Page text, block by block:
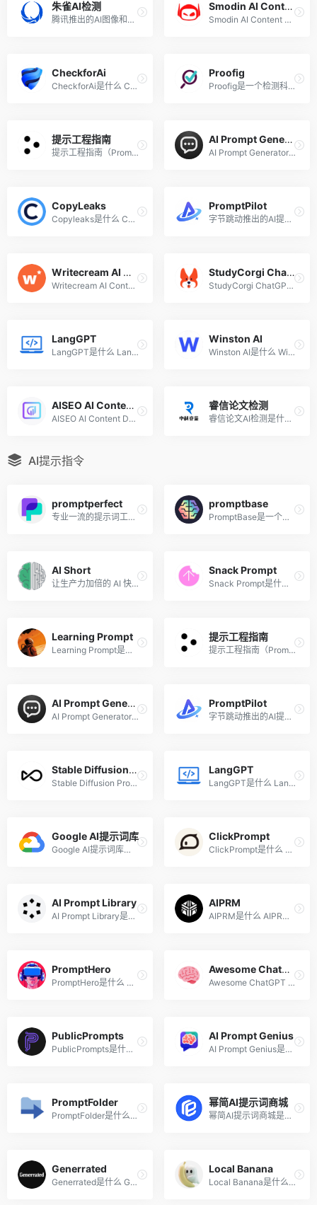
朱雀AI检测
腾讯推出的AI图像和文本鉴别工具
Smodin AI Content Detector
Smodin AI Content Detector...
CheckforAi
CheckforAi是什么 CheckforAi...
Proofig
Proofig是一个检测科研图像是...
提示工程指南
提示工程指南（Prompt Engine...
AI Prompt Generator
AI Prompt Generator是什么 A...
CopyLeaks
Copyleaks是什么 Copyleaks是...
PromptPilot
字节跳动推出的AI提示词解决...
Writecream AI Content Detector
Writecream AI Content Detec...
StudyCorgi ChatGPT Detector
StudyCorgi ChatGPT Detector...
LangGPT
LangGPT是什么 LangGPT是一种...
Winston AI
Winston AI是什么 Winston AI...
AISEO AI Content Detector
AISEO AI Content Detector是...
睿信论文检测
睿信论文AI检测是什么 睿信论...
AI提示指令
promptperfect
专业一流的提示词工程开发工具
promptbase
PromptBase是一个平台,为用户提供了一个市场,可以查找和销售可以与各种人工智能(AI)语言模型一起使用的提示词
AI Short
让生产力加倍的 AI 快捷指令
Snack Prompt
Snack Prompt是什么 Snack Pr...
Learning Prompt
Learning Prompt是什么 Learn...
提示工程指南
提示工程指南（Prompt Engine...
AI Prompt Generator
AI Prompt Generator是什么 A...
PromptPilot
字节跳动推出的AI提示词解决...
Stable Diffusion Prompt Book
Stable Diffusion Prompt Boo...
LangGPT
LangGPT是什么 LangGPT是一种...
Google AI提示词库
Google AI提示词库是什么 Goo...
ClickPrompt
ClickPrompt是什么 ClickProm...
AI Prompt Library
AI Prompt Library是什么 AI ...
AIPRM
AIPRM是什么 AIPRM 是提示管...
PromptHero
PromptHero是什么 PromptHero...
Awesome ChatGPT Prompts
Awesome ChatGPT Prompts是什...
PublicPrompts
PublicPrompts是什么 PublicP...
AI Prompt Genius
AI Prompt Genius是什么 AI P...
PromptFolder
PromptFolder是什么 PromptFo...
幂简AI提示词商城
幂简AI提示词商城是什么 幂简...
Generrated
Generrated是什么 Generrated...
Local Banana
Local Banana是什么 Local Ba...